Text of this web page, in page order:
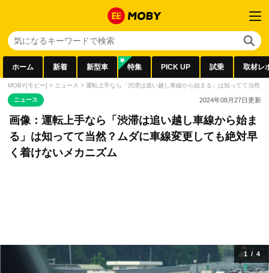
ホーム 新着 新型車 特集 PICK UP 試乗 取材レ
MOBY[モビー] > ニュース > 運転上手なら「渋滞は追い越し車線から始まる」は知ってて当然
ニュース 2024年08月27日更新
画像：運転上手なら「渋滞は追い越し車線から始ま
る」は知ってて当然？ムダに車線変更しても絶対早
く着けないメカニズム
1/ 4